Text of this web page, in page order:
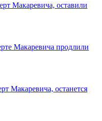
Макаревича, оставили
Макаревича продлили
Макаревича, останется